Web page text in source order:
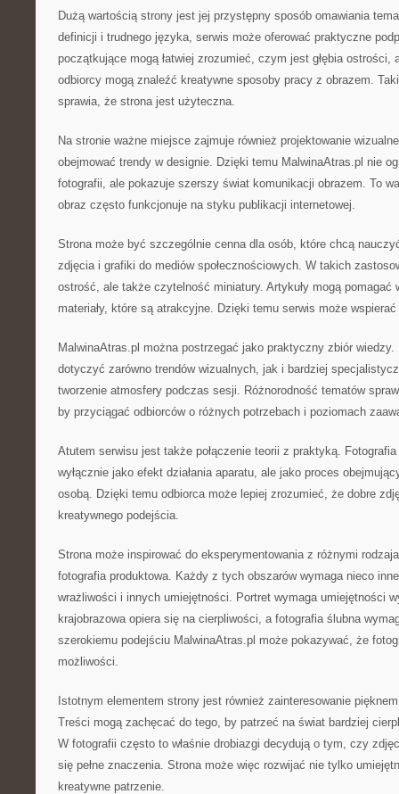
Dużą wartością strony jest jej przystępny sposób omawiania
definicji i trudnego języka, serwis może oferować praktyczne
początkujące mogą łatwiej zrozumieć, czym jest głębia ostrości,
odbiorcy mogą znaleźć kreatywne sposoby pracy z obrazem.
sprawia, że strona jest użyteczna.
Na stronie ważne miejsce zajmuje również projektowanie
obejmować trendy w designie. Dzięki temu MalwinaAtras.pl nie
fotografii, ale pokazuje szerszy świat komunikacji obrazem. To
obraz często funkcjonuje na styku publikacji internetowej.
Strona może być szczególnie cenna dla osób, które chcą
zdjęcia i grafiki do mediów społecznościowych. W takich
ostrość, ale także czytelność miniatury. Artykuły mogą pomagać
materiały, które są atrakcyjne. Dzięki temu serwis może
MalwinaAtras.pl można postrzegać jako praktyczny zbiór
dotyczyć zarówno trendów wizualnych, jak i bardziej
tworzenie atmosfery podczas sesji. Różnorodność tematów
by przyciągać odbiorców o różnych potrzebach i poziomach
Atutem serwisu jest także połączenie teorii z praktyką.
wyłącznie jako efekt działania aparatu, ale jako proces
osobą. Dzięki temu odbiorca może lepiej zrozumieć, że dobre
kreatywnego podejścia.
Strona może inspirować do eksperymentowania z różnymi
fotografia produktowa. Każdy z tych obszarów wymaga nieco
wrażliwości i innych umiejętności. Portret wymaga umiejętności
krajobrazowa opiera się na cierpliwości, a fotografia ślubna
szerokiemu podejściu MalwinaAtras.pl może pokazywać, że
możliwości.
Istotnym elementem strony jest również zainteresowanie
Treści mogą zachęcać do tego, by patrzeć na świat bardziej
W fotografii często to właśnie drobiazgi decydują o tym, czy
się pełne znaczenia. Strona może więc rozwijać nie tylko
kreatywne patrzenie.